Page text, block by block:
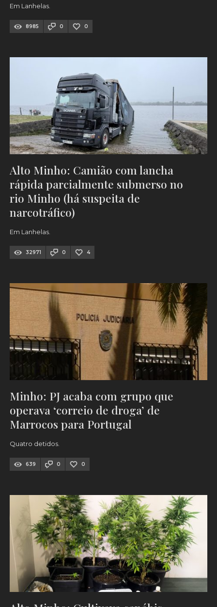
Em Lanhelas.
8985 0 0
Alto Minho: Camião com lancha
rápida parcialmente submerso no
rio Minho (há suspeita de
narcotráfico)
Em Lanhelas.
32971 0 4
Minho: PJ acaba com grupo que
operava ‘correio de droga’ de
Marrocos para Portugal
Quatro detidos.
639 0 0